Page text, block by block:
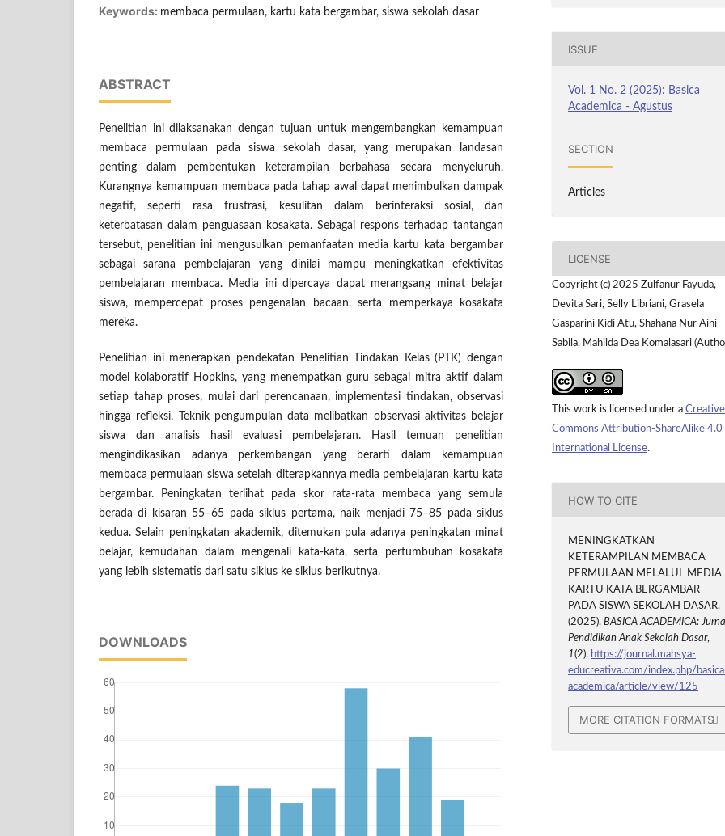
Keywords: membaca permulaan, kartu kata bergambar, siswa sekolah dasar
ABSTRACT
Penelitian ini dilaksanakan dengan tujuan untuk mengembangkan kemampuan
membaca permulaan pada siswa sekolah dasar, yang merupakan landasan
penting dalam pembentukan keterampilan berbahasa secara menyeluruh.
Kurangnya kemampuan membaca pada tahap awal dapat menimbulkan dampak
negatif, seperti rasa frustrasi, kesulitan dalam berinteraksi sosial, dan
keterbatasan dalam penguasaan kosakata. Sebagai respons terhadap tantangan
tersebut, penelitian ini mengusulkan pemanfaatan media kartu kata bergambar
sebagai sarana pembelajaran yang dinilai mampu meningkatkan efektivitas
pembelajaran membaca. Media ini dipercaya dapat merangsang minat belajar
siswa, mempercepat proses pengenalan bacaan, serta memperkaya kosakata
mereka.
Penelitian ini menerapkan pendekatan Penelitian Tindakan Kelas (PTK) dengan
model kolaboratif Hopkins, yang menempatkan guru sebagai mitra aktif dalam
setiap tahap proses, mulai dari perencanaan, implementasi tindakan, observasi
hingga refleksi. Teknik pengumpulan data melibatkan observasi aktivitas belajar
siswa dan analisis hasil evaluasi pembelajaran. Hasil temuan penelitian
mengindikasikan adanya perkembangan yang berarti dalam kemampuan
membaca permulaan siswa setelah diterapkannya media pembelajaran kartu kata
bergambar. Peningkatan terlihat pada skor rata-rata membaca yang semula
berada di kisaran 55–65 pada siklus pertama, naik menjadi 75–85 pada siklus
kedua. Selain peningkatan akademik, ditemukan pula adanya peningkatan minat
belajar, kemudahan dalam mengenali kata-kata, serta pertumbuhan kosakata
yang lebih sistematis dari satu siklus ke siklus berikutnya.
DOWNLOADS
ISSUE
Vol. 1 No. 2 (2025): Basica
Academica - Agustus
SECTION
Articles
LICENSE
Copyright (c) 2025 Zulfanur Fayuda,
Devita Sari, Selly Libriani, Grasela
Gasparini Kidi Atu, Shahana Nur Aini
Sabila, Mahilda Dea Komalasari
This work is licensed under a Creative
Commons Attribution-ShareAlike 4.0
International License.
HOW TO CITE
MENINGKATKAN
KETERAMPILAN MEMBACA
PERMULAAN MELALUI MEDIA
KARTU KATA BERGAMBAR
PADA SISWA SEKOLAH DASAR.
(2025).BASICA ACADEMICA:
Pendidikan Anak Sekolah Dasar,
1(2). https://journal.mahsya-
educreativa.com/index.php/
academica/article/view/125
MORE CITATION FORMATS